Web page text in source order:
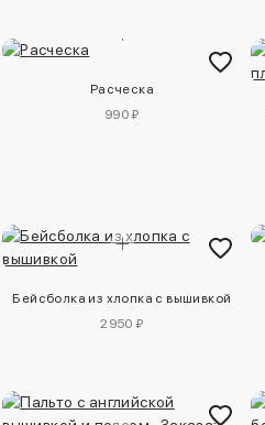
Расческа
990 ₽
Бейсболка из хлопка с вышивкой
2950 ₽